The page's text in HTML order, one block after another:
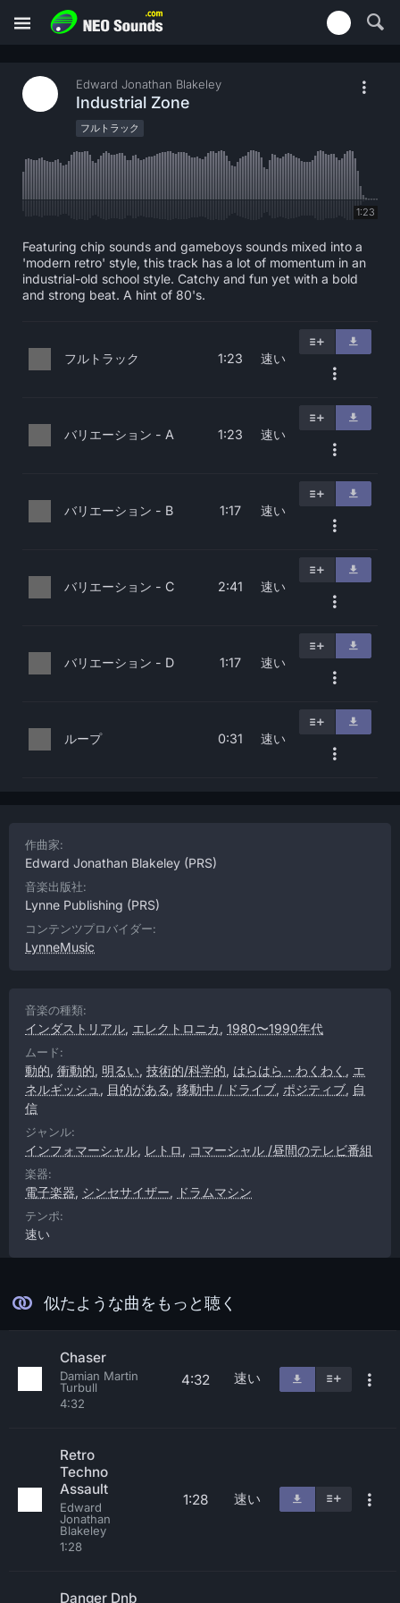
Edward Jonathan Blakeley
Industrial Zone
フルトラック
1:23
Featuring chip sounds and gameboys sounds mixed into a
'modern retro' style, this track has a lot of momentum in an
industrial-old school style. Catchy and fun yet with a bold
and strong beat. A hint of 80's.
フルトラック 1:23 速い
バリエーション - A 1:23 速い
バリエーション - B 1:17 速い
バリエーション - C 2:41 速い
バリエーション - D 1:17 速い
ループ 0:31 速い
作曲家:
Edward Jonathan Blakeley (PRS)
音楽出版社:
Lynne Publishing (PRS)
コンテンツプロバイダー:
LynneMusic
音楽の種類:
インダストリアル, エレクトロニカ , 1980〜1990年代
ムード:
動的, 衝動的, 明るい, 技術的/科学的, はらはら・わくわく , エ
ネルギッシュ , 目的がある , 移動中 / ドライブ, ポジティブ, 自
信
ジャンル:
インフォマーシャル, レトロ , コマーシャル /昼間のテレビ番組
楽器:
電子楽器, シンセサイザー, ドラムマシン
テンポ:
速い
似たような曲をもっと聴く
Chaser
Damian Martin
Turbull
4:32
4:32 速い
Retro
Techno
Assault
Edward
Jonathan
Blakeley
1:28
1:28 速い
Danger Dnb